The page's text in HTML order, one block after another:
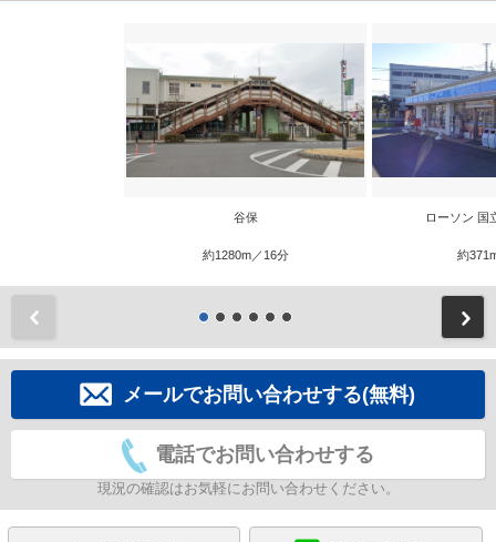
谷保
約1280m／16分
ローソン 国
約
メールでお問い合わせする(無料)
電話でお問い合わせする
現況の確認はお気軽にお問い合わせください。